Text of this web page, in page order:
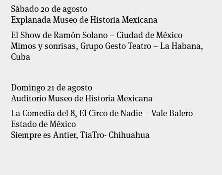
Sábado 20 de agosto
Explanada Museo de Historia Mexicana
El Show de Ramón Solano – Ciudad de México
Mimos y sonrisas, Grupo Gesto Teatro – La Habana,
Cuba
Domingo 21 de agosto
Auditorio Museo de Historia Mexicana
La Comedia del 8, El Circo de Nadie – Vale Balero –
Estado de México
Siempre es Antier, TiaTro- Chihuahua